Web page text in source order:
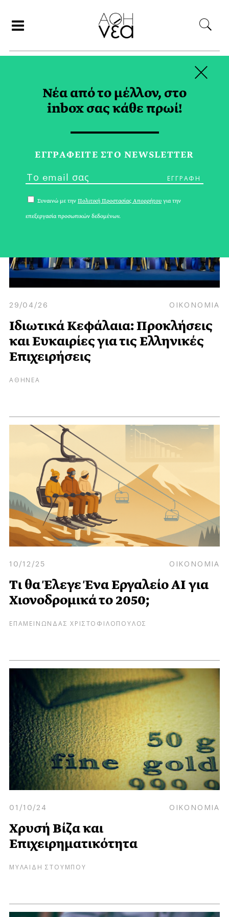
ΕΠΕΝΔΥΣΕΙΣ TAG
29/04/26 ΟΙΚΟΝΟΜΙΑ
Ιδιωτικά Κεφάλαια: Προκλήσεις
και Ευκαιρίες για τις Ελληνικές
Επιχειρήσεις
ΑΘΗΝΕΑ
10/12/25 ΟΙΚΟΝΟΜΙΑ
Τι θα Έλεγε Ένα Εργαλείο AI για
Χιονοδρομικά το 2050;
ΕΠΑΜΕΙΝΩΝΔΑΣ ΧΡΙΣΤΟΦΙΛΟΠΟΥΛΟΣ
01/10/24 ΟΙΚΟΝΟΜΙΑ
Χρυσή Βίζα και
Επιχειρηματικότητα
ΜΥΛΑΙΔΗ ΣΤΟΥΜΠΟΥ
Νέα από το μέλλον, στο
inbox σας κάθε πρωί!
ΕΓΓPΑΦΕΙΤΕ ΣΤΟ NEWSLETTER
Συναινώ με την Πολιτική Προστασίας Απορρήτου για την
επεξεργασία προσωπικών δεδομένων.
×